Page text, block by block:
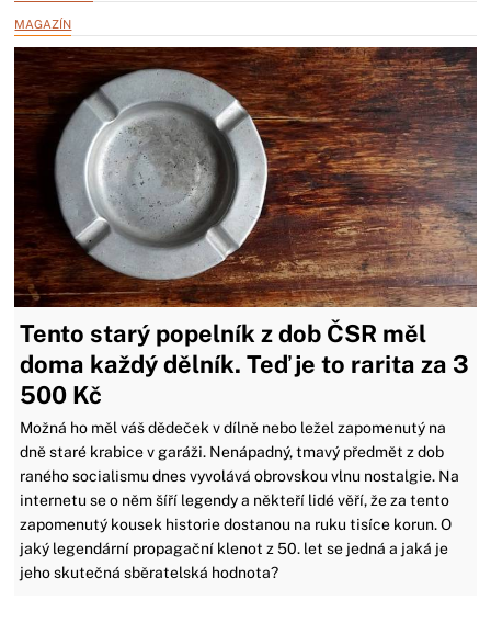
MAGAZÍN
Tento starý popelník z dob ČSR měl
doma každý dělník. Teď je to rarita za 3
500 Kč
Možná ho měl váš dědeček v dílně nebo ležel zapomenutý na
dně staré krabice v garáži. Nenápadný, tmavý předmět z dob
raného socialismu dnes vyvolává obrovskou vlnu nostalgie. Na
internetu se o něm šíří legendy a někteří lidé věří, že za tento
zapomenutý kousek historie dostanou na ruku tisíce korun. O
jaký legendární propagační klenot z 50. let se jedná a jaká je
jeho skutečná sběratelská hodnota?